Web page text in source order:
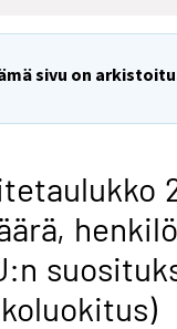
sivu on